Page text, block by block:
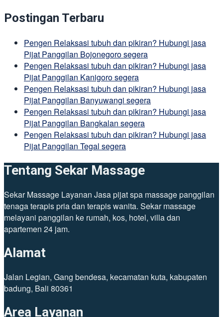
Postingan Terbaru
Pengen Relaksasi tubuh dan pikiran? Hubungi jasa
Pijat Panggilan Bojonegoro segera
Pengen Relaksasi tubuh dan pikiran? Hubungi jasa
Pijat Panggilan Kanigoro segera
Pengen Relaksasi tubuh dan pikiran? Hubungi jasa
Pijat Panggilan Banyuwangi segera
Pengen Relaksasi tubuh dan pikiran? Hubungi jasa
Pijat Panggilan Bangkalan segera
Pengen Relaksasi tubuh dan pikiran? Hubungi jasa
Pijat Panggilan Tegal segera
Tentang Sekar Massage
Sekar Massage Layanan Jasa pijat spa massage panggilan
tenaga terapis pria dan terapis wanita. Sekar massage
melayani panggilan ke rumah, kos, hotel, villa dan
apartemen 24 jam.
Alamat
Jalan Legian, Gang bendesa, kecamatan kuta, kabupaten
badung, Bali 80361
Area Layanan